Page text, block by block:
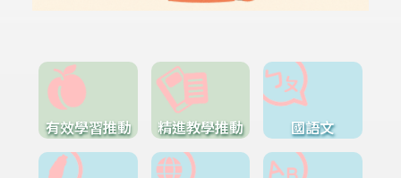
有效學習推動 精進教學推動 國語文